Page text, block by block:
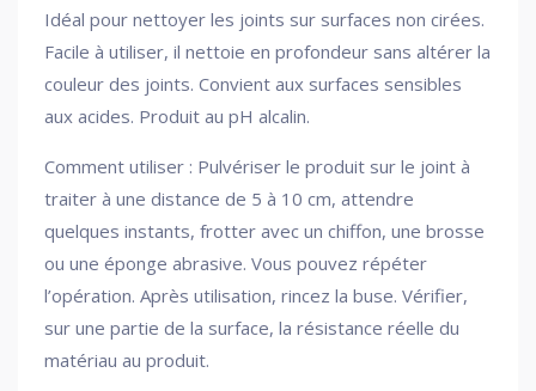
Idéal pour nettoyer les joints sur surfaces non cirées.
Facile à utiliser, il nettoie en profondeur sans altérer la
couleur des joints. Convient aux surfaces sensibles
aux acides. Produit au pH alcalin.
Comment utiliser : Pulvériser le produit sur le joint à
traiter à une distance de 5 à 10 cm, attendre
quelques instants, frotter avec un chiffon, une brosse
ou une éponge abrasive. Vous pouvez répéter
l’opération. Après utilisation, rincez la buse. Vérifier,
sur une partie de la surface, la résistance réelle du
matériau au produit.